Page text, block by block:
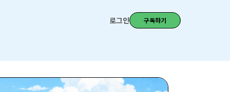
로그인 구독하기